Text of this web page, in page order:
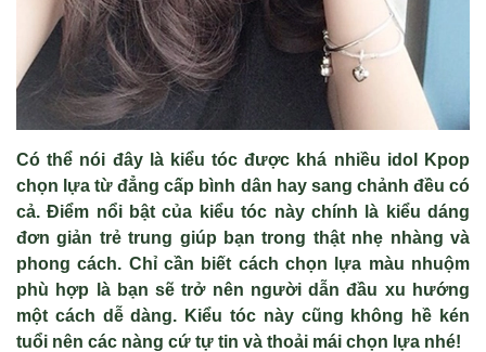
Có thể nói đây là kiểu tóc được khá nhiều idol Kpop
chọn lựa từ đẳng cấp bình dân hay sang chảnh đều có
cả. Điểm nổi bật của kiểu tóc này chính là kiểu dáng
đơn giản trẻ trung giúp bạn trong thật nhẹ nhàng và
phong cách. Chỉ cần biết cách chọn lựa màu nhuộm
phù hợp l à bạn sẽ trở nên người dẫn đầu xu hướng
một cách dễ dàng. Kiểu tóc này cũng không hề kén
tuổi nên các nàng cứ tự tin và thoải mái chọn lựa nhé!